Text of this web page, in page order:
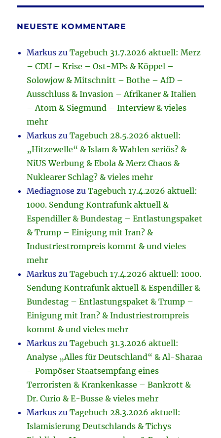
NEUESTE KOMMENTARE
Markus zuTagebuch 31.7.2026 aktuell: Merz
– CDU – Krise – Ost-MPs & Köppel –
Solowjow & Mitschnitt – Bothe – AfD –
Ausschluss & Invasion – Afrikaner & Italien
– Atom & Siegmund – Interview & vieles
mehr
Markus zuTagebuch 28.5.2026 aktuell:
„Hitzewelle“ & Islam & Wahlen seriös? &
NiUS Werbung & Ebola & Merz Chaos &
Nuklearer Schlag? & vieles mehr
Mediagnose zuTagebuch 17.4.2026 aktuell:
1000. Sendung Kontrafunk aktuell &
Espendiller & Bundestag – Entlastungspaket
& Trump – Einigung mit Iran? &
Industriestrompreis kommt & und vieles
mehr
Markus zuTagebuch 17.4.2026 aktuell: 1000.
Sendung Kontrafunk aktuell & Espendiller &
Bundestag – Entlastungspaket & Trump –
Einigung mit Iran? & Industriestrompreis
kommt & und vieles mehr
Markus zuTagebuch 31.3.2026 aktuell:
Analyse „Alles für Deutschland“ & Al-Sharaa
– Pompöser Staatsempfang eines
Terroristen & Krankenkasse – Bankrott &
Dr. Curio & E-Busse & vieles mehr
Markus zuTagebuch 28.3.2026 aktuell:
Islamisierung Deutschlands & Tichys